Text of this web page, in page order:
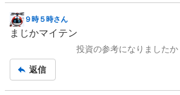
0
%
売
た
掲
示
事
９時５時さん
まじかマイテン
投資の参考になりましたか
返信